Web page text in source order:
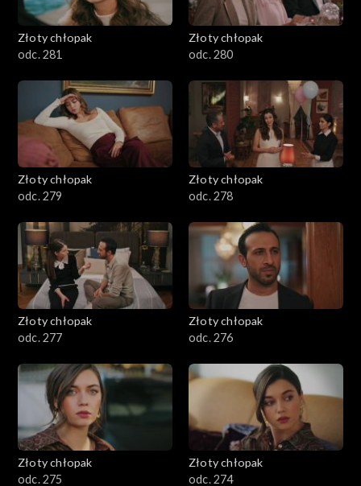
Złoty chłopak
odc. 281
Złoty chłopak
odc. 280
Złoty chłopak
odc. 279
Złoty chłopak
odc. 278
Złoty chłopak
odc. 277
Złoty chłopak
odc. 276
Złoty chłopak
odc. 275
Złoty chłopak
odc. 274